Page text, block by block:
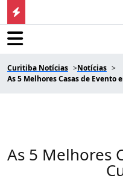
Curitiba Notícias
Notícias
As 5 Melhores Casas de Evento
As 5 Melhores